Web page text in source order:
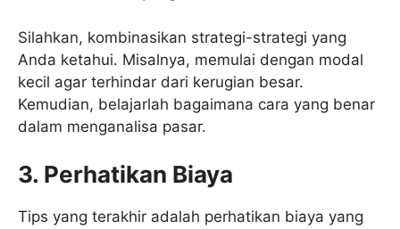
Silahkan, kombinasikan strategi-strategi yang
Anda ketahui. Misalnya, memulai dengan modal
kecil agar terhindar dari kerugian besar.
Kemudian, belajarlah bagaimana cara yang benar
dalam menganalisa pasar.
3. Perhatikan Biaya
Tips yang terakhir adalah perhatikan biaya yang